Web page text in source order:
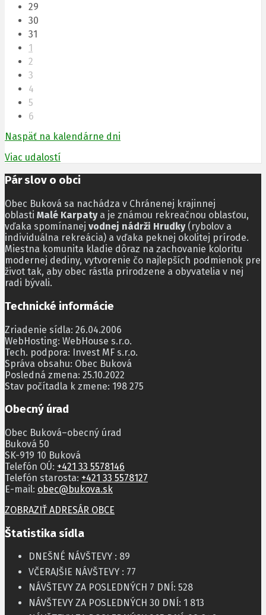
29
30
31
1
2
3
4
5
6
Naspäť na kalendárne dni
Viac udalostí
Pár slov o obci
Obec Buková sa nachádza v Chránenej krajinnej
oblasti Malé Karpatya je známou rekreačnou oblasťou,
vďaka spomínanej vodnej nádrži Hrudky(rybolov a
individuálna rekreácia) a vďaka peknej okolitej prírode.
Miestna komunita kladie dôraz na zachovanie koloritu
modernej dediny, vytvorenie čo najlepších podmienok pre
život tak, aby obec rástla prirodzene a obyvatelia v nej
radi bývali.
Technické informácie
Zriadenie sídla: 26.04.2006
WebHosting: WebHouse s.r.o.
Tech. podpora: Invest MF s.r.o.
Správa obsahu: Obec Buková
Posledná zmena: 25.10.2022
Stav počítadla k zmene: 198 275
Obecný úrad
Obec Buková–obecný úrad
Buková 50
SK-919 10 Buková
Telefón OÚ: +421 33 5578146
Telefón starosta: +421 33 5578127
E-mail: obec@bukova.sk
ZOBRAZIŤ ADRESÁR OBCE
Štatistika sídla
DNEŠNÉ NÁVŠTEVY : 89
VČERAJŠIE NÁVŠTEVY : 77
NÁVŠTEVY ZA POSLEDNÝCH 7 DNÍ: 528
NÁVŠTEVY ZA POSLEDNÝCH 30 DNÍ: 1 813